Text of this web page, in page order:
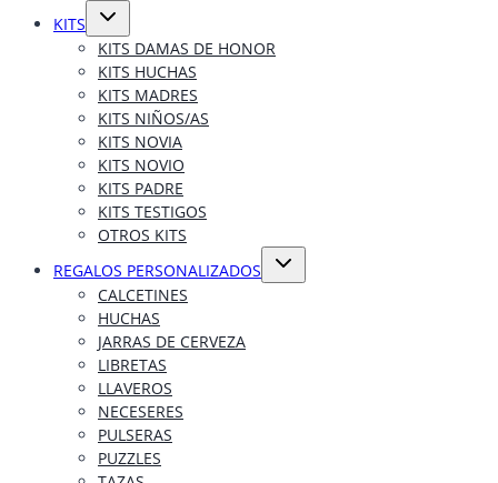
KITS
Alternar
hijo
KITS DAMAS DE HONOR
KITS HUCHAS
KITS MADRES
KITS NIÑOS/AS
KITS NOVIA
KITS NOVIO
KITS PADRE
KITS TESTIGOS
OTROS KITS
REGALOS PERSONALIZADOS
Alternar
CALCETINES
HUCHAS
JARRAS DE CERVEZA
LIBRETAS
LLAVEROS
NECESERES
PULSERAS
PUZZLES